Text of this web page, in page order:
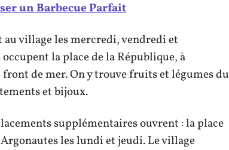
un Barbecue Parfait
village les mercredi, vendredi et
la place de la République, à
de mer. On y trouve fruits et légumes du
et bijoux.
supplémentaires ouvrent : la place
les lundi et jeudi. Le village